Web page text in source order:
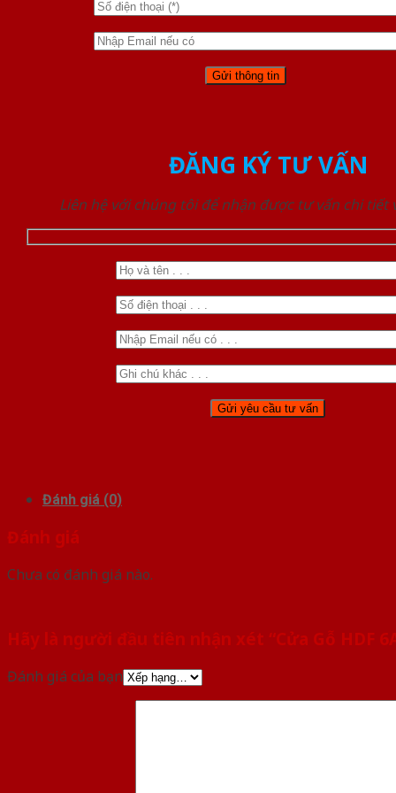
ĐĂNG KÝ TƯ VẤN
Liên hệ với chúng tôi để nhận được tư vấn chi tiết
Đánh giá (0)
Đánh giá
Chưa có đánh giá nào.
Hãy là người đầu tiên nhận xét “Cửa Gỗ HDF
Đánh giá của bạn